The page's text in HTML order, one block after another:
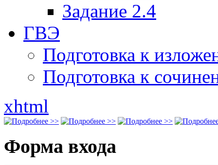
Задание 2.4
ГВЭ
Подготовка к
Подготовка к
xhtml
Форма входа